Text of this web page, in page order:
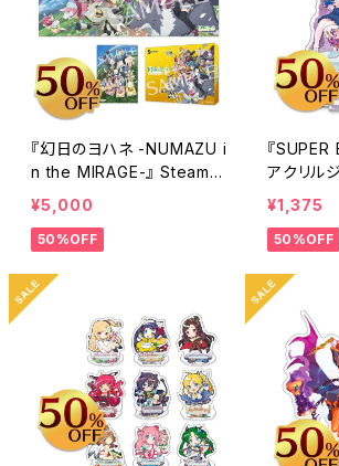
『幻日のヨハネ -NUMAZU i
n the MIRAGE-』 Steam L
IMITED BOX
¥5,000
50%OFF
『SUPER
アクリル
ジュアル
¥1,375
50%OFF